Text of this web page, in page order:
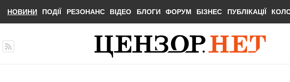
НОВИНИ ПОДІЇ РЕЗОНАНС ВІДЕО БЛОГИ ФОРУМ БІЗНЕС ПУБЛІКАЦІЇ